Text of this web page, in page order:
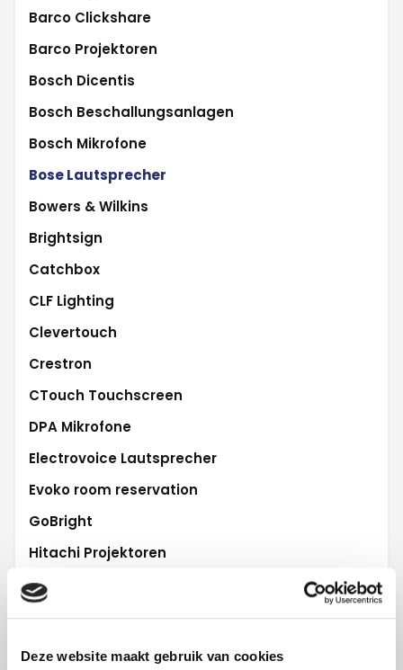
Deze website maakt gebruik van cookies
Barco Clickshare
Barco Projektoren
Bosch Dicentis
Bosch Beschallungsanlagen
Bosch Mikrofone
Bose Lautsprecher
Bowers & Wilkins
Brightsign
Catchbox
CLF Lighting
Clevertouch
Crestron
CTouch Touchscreen
DPA Mikrofone
Electrovoice Lautsprecher
Evoko room reservation
GoBright
Hitachi Projektoren
iiyama Touchscreen
L'Acoustics Audio
Lifesize Videoconferencing